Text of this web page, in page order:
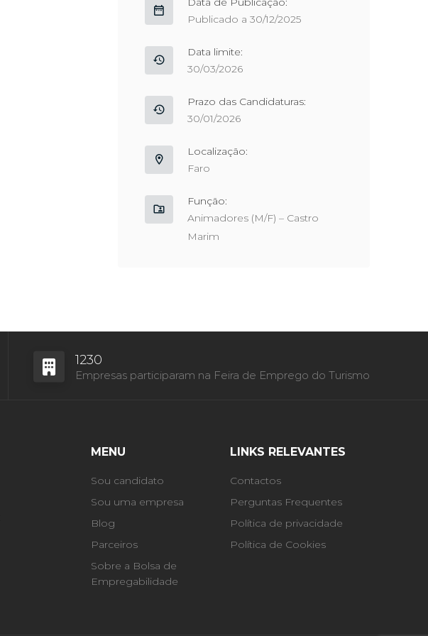
Publicado a 30/12/2025
Data limite:
30/03/2026
Prazo das Candidaturas:
30/01/2026
Localização:
Faro
Função:
Animadores (M/F) – Castro
Marim
1230
Empresas participaram na Feira de Emprego do Turismo
MENU
Sou candidato
Sou uma empresa
Blog
Parceiros
Sobre a Bolsa de
Empregabilidade
LINKS RELEVANTES
Contactos
Perguntas Frequentes
Política de privacidade
Política de Cookies